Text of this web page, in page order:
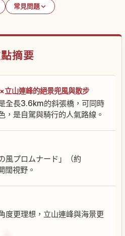
常見問題
摘要
立山連峰的絕景兜風與散步
全長3.6km的斜張橋，可同時
，是自駕與騎行的人氣路線。
風プロムナード」（約
闊視野。
度更理想，立山連峰與海景更